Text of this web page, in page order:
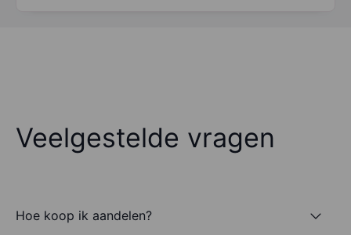
Veelgestelde vragen
Hoe koop ik aandelen?